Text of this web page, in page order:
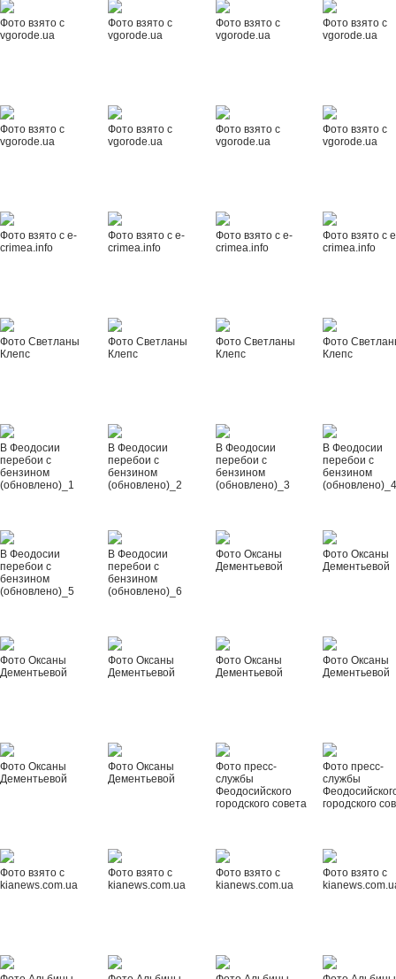
Фото взято с
vgorode.ua
Фото взято с
vgorode.ua
Фото взято с
vgorode.ua
Фото взято с
vgorode.ua
Фото взято с
vgorode.ua
Фото взято с
vgorode.ua
Фото взято с
vgorode.ua
Фото взято с
vgorode.ua
Фото взято с e-
crimea.info
Фото взято с e-
crimea.info
Фото взято с e-
crimea.info
Фото взято с
crimea.info
Фото Светланы
Клепс
Фото Светланы
Клепс
Фото Светланы
Клепс
Фото
Клепс
В Феодосии
перебои с
бензином
(обновлено)_1
В Феодосии
перебои с
бензином
(обновлено)_2
В Феодосии
перебои с
бензином
(обновлено)_3
В Феодосии
перебои с
бензином
В Феодосии
перебои с
бензином
(обновлено)_5
В Феодосии
перебои с
бензином
(обновлено)_6
Фото Оксаны
Дементьевой
Фото Оксаны
Дементьевой
Фото Оксаны
Дементьевой
Фото Оксаны
Дементьевой
Фото Оксаны
Дементьевой
Фото Оксаны
Дементьевой
Фото Оксаны
Дементьевой
Фото Оксаны
Дементьевой
Фото пресс-
службы
Феодосийского
городского совета
Фото пресс-
службы
городского
Фото взято с
kianews.com.ua
Фото взято с
kianews.com.ua
Фото взято с
kianews.com.ua
Фото взято с